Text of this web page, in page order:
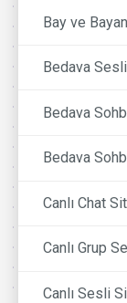
Bay ve
Bedava
Bedava
Bedava
Canlı Chat
Canlı Grup
Canlı Sesli